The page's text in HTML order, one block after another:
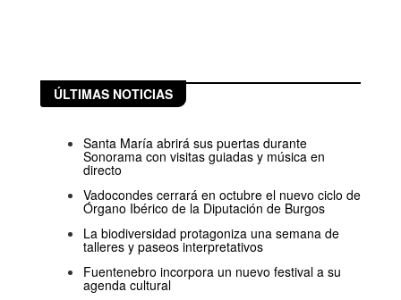
ÚLTIMAS NOTICIAS
Santa María abrirá sus puertas durante
Sonorama con visitas guiadas y música en
directo
Vadocondes cerrará en octubre el nuevo ciclo de
Órgano Ibérico de la Diputación de Burgos
La biodiversidad protagoniza una semana de
talleres y paseos interpretativos
Fuentenebro incorpora un nuevo festival a su
agenda cultural